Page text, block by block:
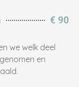
€ 90
we welk deel
en